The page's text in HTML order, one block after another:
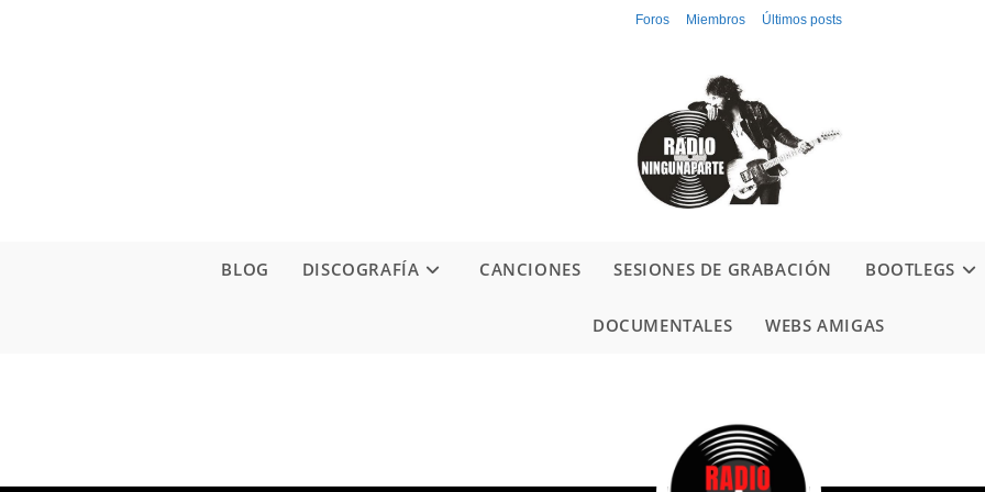
Foros Miembros Últimos posts
BLOG DISCOGRAFÍA CANCIONES SESIONES DE GRABACIÓN BOOTLEGS
DOCUMENTALES WEBS AMIGAS